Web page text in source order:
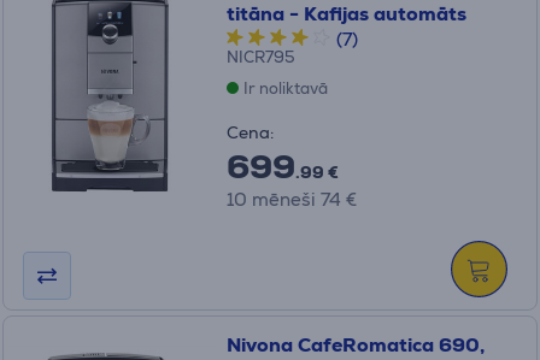
titāna - Kafijas automāts
(7)
NICR795
Ir noliktavā
Cena:
699.99 €
10 mēneši 74 €
Nivona CafeRomatica 690,